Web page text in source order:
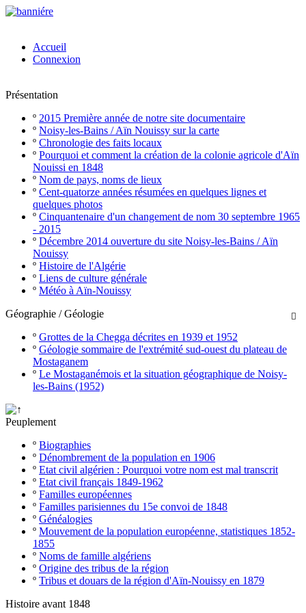
Accueil
Connexion
Présentation
º 2015 Première année de notre site documentaire
º Noisy-les-Bains / Aïn Nouissy sur la carte
º Chronologie des faits locaux
º Pourquoi et comment la création de la colonie agricole d'Aïn
Nouissi en 1848
º Nom de pays, noms de lieux
º Cent-quatorze années résumées en quelques lignes et
quelques photos
º Cinquantenaire d'un changement de nom 30 septembre 1965
- 2015
º Décembre 2014 ouverture du site Noisy-les-Bains / Aïn
Nouissy
º Histoire de l'Algérie
º Liens de culture générale
º Météo à Aïn-Nouissy

Géographie / Géologie
º Grottes de la Chegga décrites en 1939 et 1952
º Géologie sommaire de l'extrémité sud-ouest du plateau de
Mostaganem
º Le Mostaganémois et la situation géographique de Noisy-
les-Bains (1952)
Peuplement
º Biographies
º Dénombrement de la population en 1906
º Etat civil algérien : Pourquoi votre nom est mal transcrit
º Etat civil français 1849-1962
º Familles européennes
º Familles parisiennes du 15e convoi de 1848
º Généalogies
º Mouvement de la population européenne, statistiques 1852-
1855
º Noms de famille algériens
º Origine des tribus de la région
º Tribus et douars de la région d'Aïn-Nouissy en 1879
Histoire avant 1848